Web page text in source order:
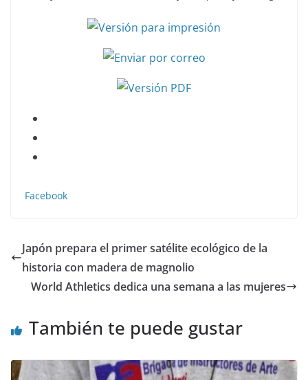
Facebook
Japón prepara el primer satélite ecológico de la
historia con madera de magnolio
World Athletics dedica una semana a las mujeres
También te puede gustar